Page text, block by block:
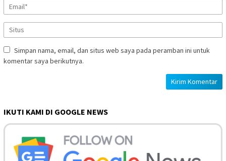
Simpan nama, email, dan situs web saya pada peramban ini untuk
komentar saya berikutnya.
IKUTI KAMI DI GOOGLE NEWS